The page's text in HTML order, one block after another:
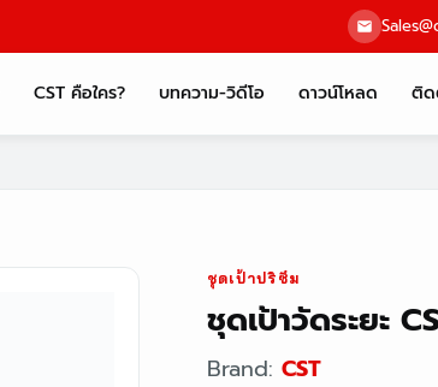
CST คือใคร? บทความ-วิดีโอ ดาวน์โหลด ติด
ชุดเป้าปริซึม
ชุดเป้าวัดระยะ
Brand: CST